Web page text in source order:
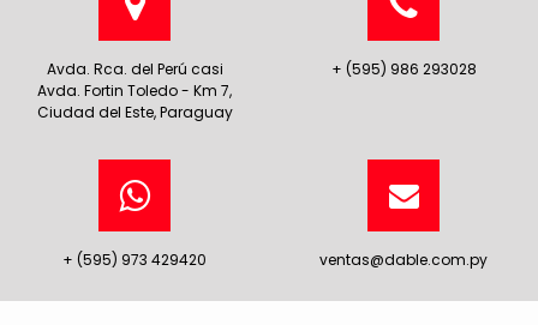
Avda. Rca. del Perú casi
Avda. Fortin Toledo - Km 7,
Ciudad del Este, Paraguay
+ (595) 986 293028
+ (595) 973 429420 ventas@dable.com.py